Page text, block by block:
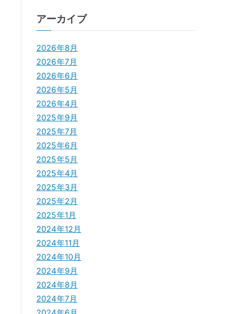
アーカイブ
2026年8月
2026年7月
2026年6月
2026年5月
2026年4月
2025年9月
2025年7月
2025年6月
2025年5月
2025年4月
2025年3月
2025年2月
2025年1月
2024年12月
2024年11月
2024年10月
2024年9月
2024年8月
2024年7月